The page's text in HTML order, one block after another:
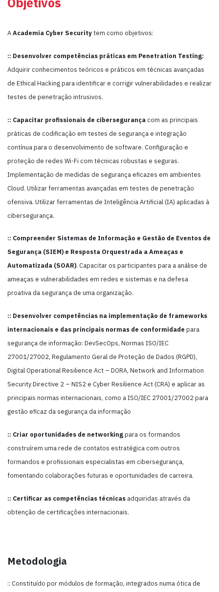
AAcademia Cyber Securitytem como objetivos:
:: Desenvolver competências práticas em Penetration Testing:
Adquirir conhecimentos teóricos e práticos em técnicas avançadas
de Ethical Hacking para identificar e corrigir vulnerabilidades e realizar
testes de penetração intrusivos.
:: Capacitar profissionais de cibersegurança com as principais
práticas de codificação em testes de segurança e integração
contínua para o desenvolvimento de software. Configuração e
proteção de redes Wi-Fi com técnicas robustas e seguras.
Implementação de medidas de segurança eficazes em ambientes
Cloud. Utilizar ferramentas avançadas em testes de penetração
ofensiva. Utilizar ferramentas de Inteligência Artificial (IA) aplicadas à
cibersegurança.
:: Compreender Sistemas de Informação e Gestão de Eventos de
Segurança (SIEM) e Resposta Orquestrada a Ameaças e
Automatizada (SOAR). Capacitar os participantes para a análise de
ameaças e vulnerabilidades em redes e sistemas e na defesa
proativa da segurança de uma organização.
:: Desenvolver competências na implementação de frameworks
internacionais e das principais normas de conformidade para
segurança de informação: DevSecOps, Normas ISO/IEC
27001/27002, Regulamento Geral de Proteção de Dados (RGPD),
Digital Operational Resilience Act – DORA, Network and Information
Security Directive 2 – NIS2 e Cyber Resilience Act (CRA) e aplicar as
principais normas internacionais, como a ISO/IEC 27001/27002 para
gestão eficaz da segurança da informação
:: Criar oportunidades de networking para os formandos
construírem uma rede de contatos estratégica com outros
formandos e profissionais especialistas em cibersegurança,
fomentando colaborações futuras e oportunidades de carreira.
:: Certificar as competências técnicas adquiridas através da
obtenção de certificações internacionais.
Metodologia
:: Constituído por módulos de formação, integrados numa ótica de